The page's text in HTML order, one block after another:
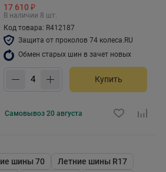
17 610 ₽
В наличии 8 шт.
Код товара: R412187
Защита от проколов 74 колеса.RU
Обмен старых шин в зачет новых
Купить
Самовывоз 20 августа
шины 70
Летние шины R17